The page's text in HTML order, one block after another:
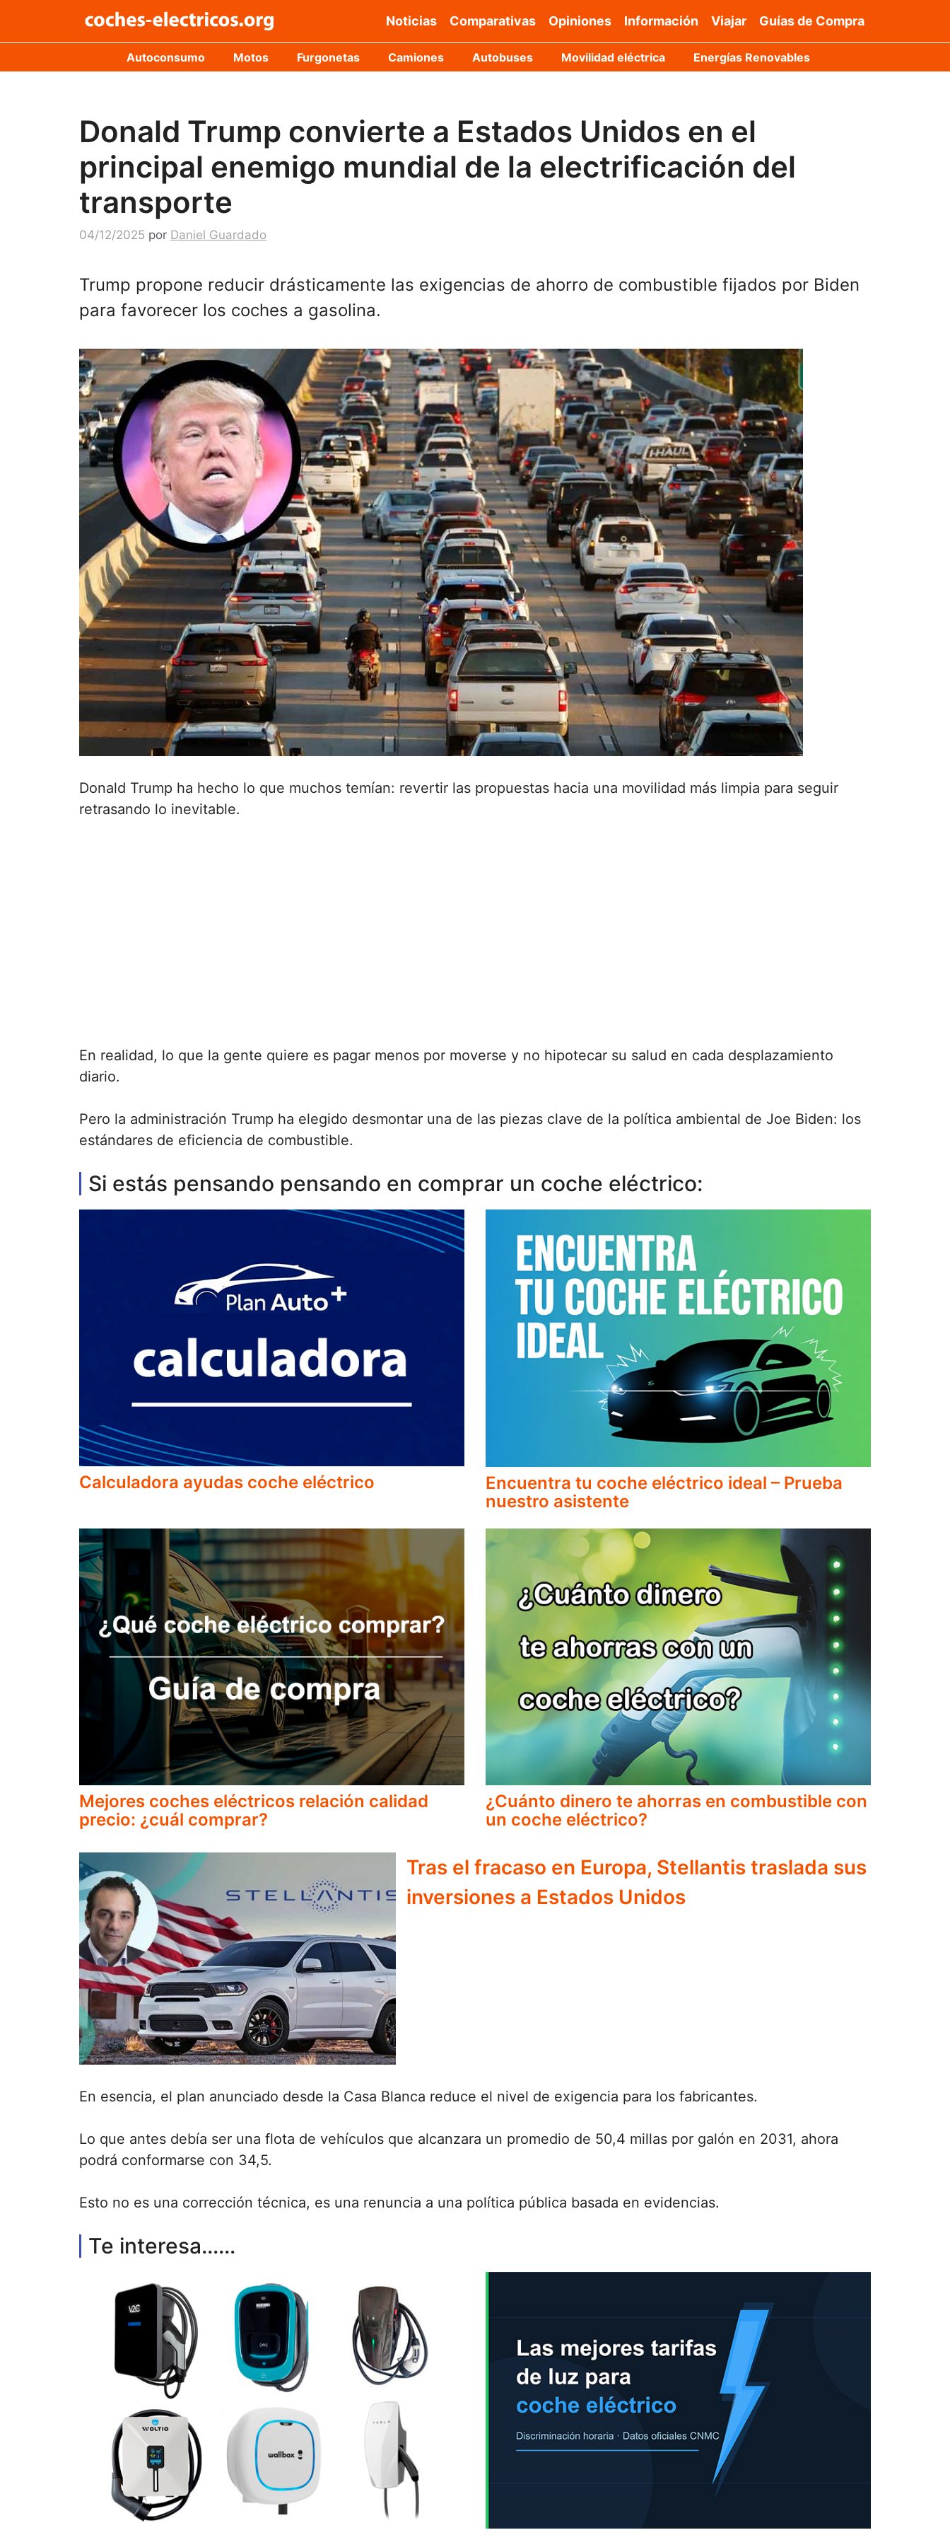
Noticias Comparativas Opiniones Información Viajar Guías de Compra
Autoconsumo Motos Furgonetas Camiones Autobuses Movilidad eléctrica Energías Renovables
Donald Trump convierte a Estados Unidos en el
principal enemigo mundial de la electrificación del
transporte
04/12/2025 por Daniel Guardado
Trump propone reducir drásticamente las exigencias de ahorro de combustible fijados por Biden
para favorecer los coches a gasolina.
Donald Trump ha hecho lo que muchos temían: revertir las propuestas hacia una movilidad más limpia para seguir
retrasando lo inevitable.
En realidad, lo que la gente quiere es pagar menos por moverse y no hipotecar su salud en cada desplazamiento
diario.
Pero la administración Trump ha elegido desmontar una de las piezas clave de la política ambiental de Joe Biden: los
estándares de eficiencia de combustible.
Si estás pensando pensando en comprar un coche eléctrico:
Calculadora ayudas coche eléctrico
Encuentra tu coche eléctrico ideal – Prueba
nuestro asistente
Mejores coches eléctricos relación calidad
precio: ¿cuál comprar?
¿Cuánto dinero te ahorras en combustible con
un coche eléctrico?
Tras el fracaso en Europa, Stellantis traslada sus
inversiones a Estados Unidos
En esencia, el plan anunciado desde la Casa Blanca reduce el nivel de exigencia para los fabricantes.
Lo que antes debía ser una flota de vehículos que alcanzara un promedio de 50,4 millas por galón en 2031, ahora
podrá conformarse con 34,5.
Esto no es una corrección técnica, es una renuncia a una política pública basada en evidencias.
Te interesa......